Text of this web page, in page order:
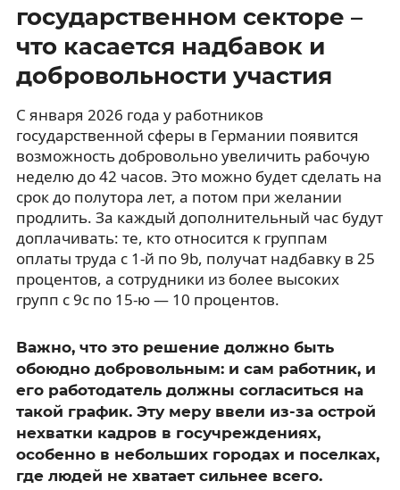
государственном секторе –
что касается надбавок и
добровольности участия
С января 2026 года у работников
государственной сферы в Германии появится
возможность добровольно увеличить рабочую
неделю до 42 часов. Это можно будет сделать на
срок до полутора лет, а потом при желании
продлить. За каждый дополнительный час будут
доплачивать: те, кто относится к группам
оплаты труда с 1-й по 9b, получат надбавку в 25
процентов, а сотрудники из более высоких
групп с 9c по 15-ю — 10 процентов.
Важно, что это решение должно быть
обоюдно добровольным: и сам работник, и
его работодатель должны согласиться на
такой график. Эту меру ввели из-за острой
нехватки кадров в госучреждениях,
особенно в небольших городах и поселках,
где людей не хватает сильнее всего.